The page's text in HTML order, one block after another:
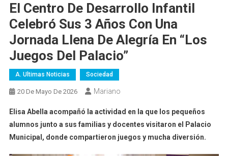
El Centro De Desarrollo Infantil
Celebró Sus 3 Años Con Una
Jornada Llena De Alegría En “Los
Juegos Del Palacio”
A. Ultimas Noticias Sociedad
20 De Mayo De 2026 Mariano
Elisa Abella acompañó la actividad en la que los pequeños
alumnos junto a sus familias y docentes visitaron el Palacio
Municipal, donde compartieron juegos y mucha diversión.